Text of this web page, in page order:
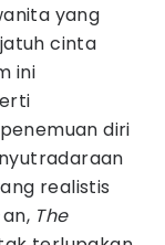
yang
cinta
ini
diri
realistis
The